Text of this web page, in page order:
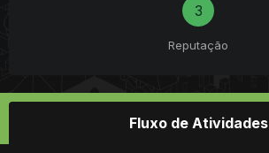
3
Reputação
Fluxo de Atividades